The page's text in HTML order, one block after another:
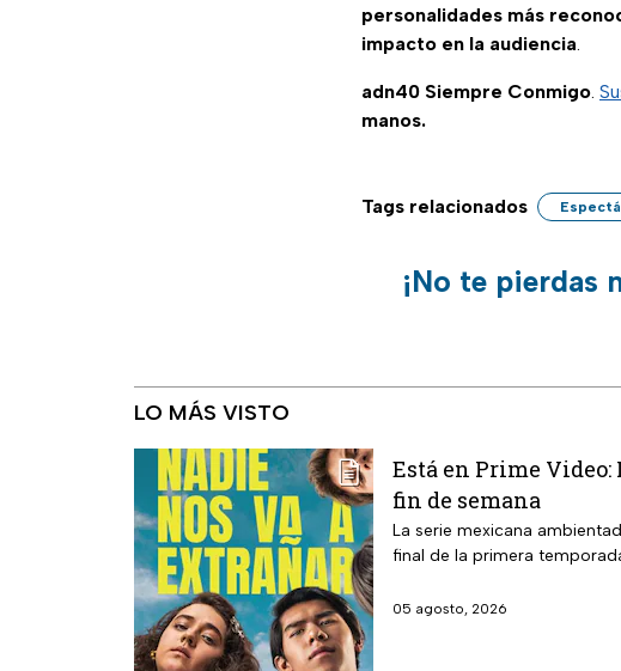
personalidades más
impacto en la audiencia.
adn40 Siempre Conmigo.
manos.
Tags relacionados
¡No te pierdas
LO MÁS VISTO
Está en Prime
fin de semana
La serie mexicana
final de la primera
05 agosto, 2026